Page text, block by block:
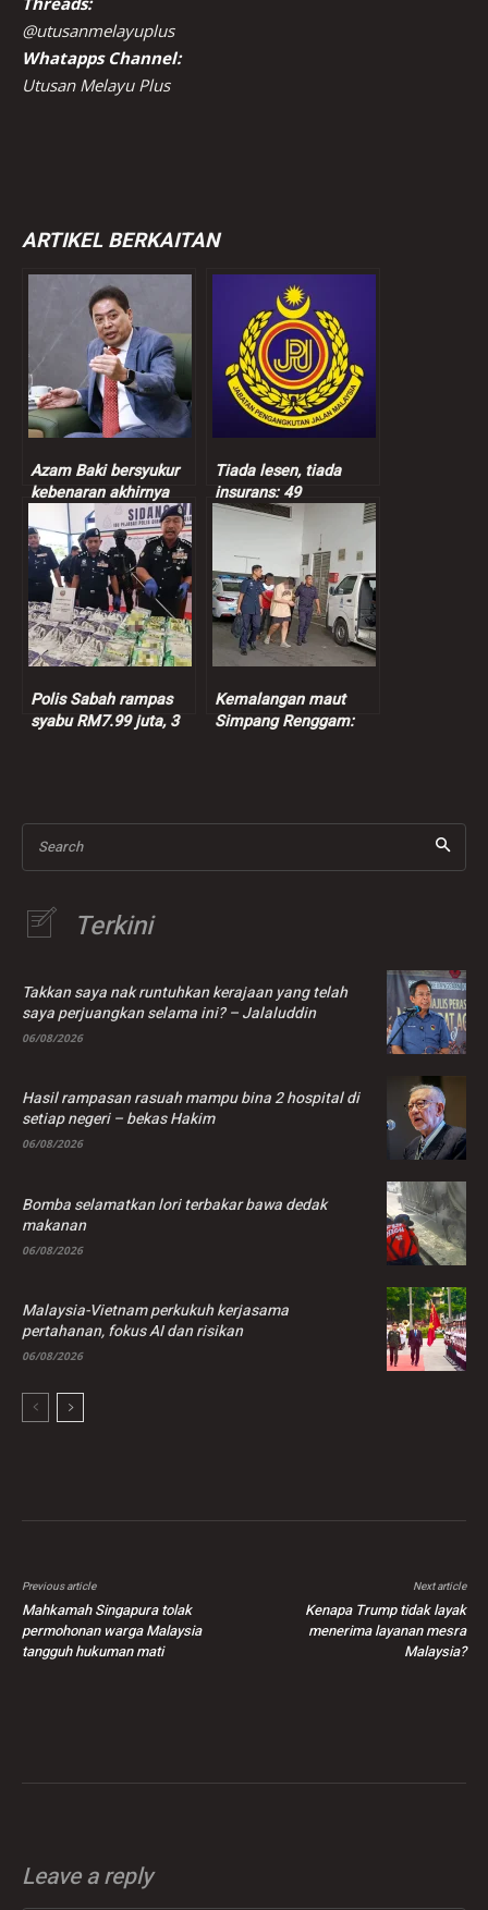
@utusanmelayuplus
Whatapps Channel:
Utusan Melayu Plus
ARTIKEL BERKAITAN
Azam Baki bersyukur
kebenaran akhirnya
terbukti
Tiada lesen, tiada
insurans: 49
kenderaan dipandu
warga asing disita
Polis Sabah rampas
syabu RM7.99 juta, 3
Kemalangan maut
Simpang Renggam:
Search
Terkini
Takkan saya nak runtuhkan kerajaan yang telah
saya perjuangkan selama ini? – Jalaluddin
06/08/2026
Hasil rampasan rasuah mampu bina 2 hospital di
setiap negeri – bekas Hakim
06/08/2026
Bomba selamatkan lori terbakar bawa dedak
makanan
06/08/2026
Malaysia-Vietnam perkukuh kerjasama
pertahanan, fokus AI dan risikan
06/08/2026
Previous article
Mahkamah Singapura tolak
permohonan warga Malaysia
tangguh hukuman mati
Next article
Kenapa Trump tidak layak
menerima layanan mesra
Malaysia?
Leave a reply